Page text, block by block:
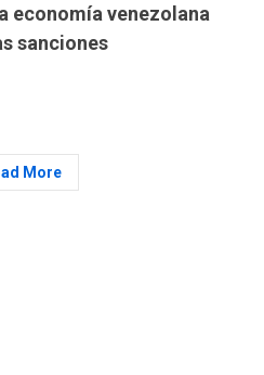
economía venezolana
sanciones
More